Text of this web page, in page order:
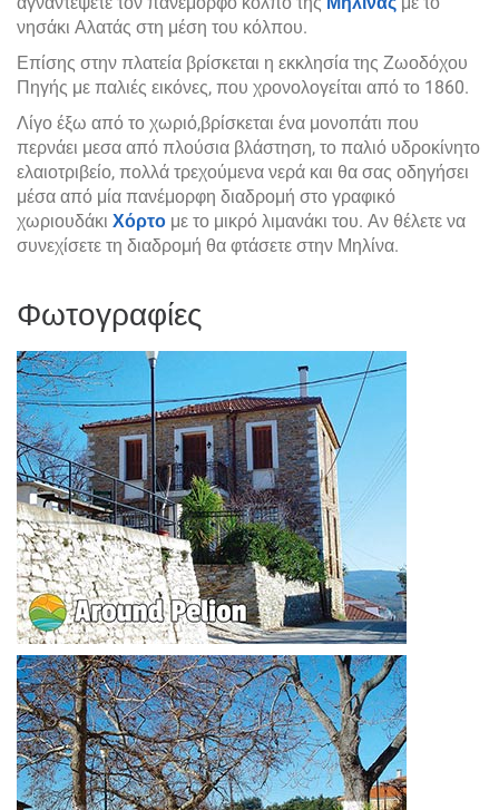
νησάκι Αλατάς στη μέση του κόλπου.
Επίσης στην πλατεία βρίσκεται η εκκλησία της Ζωοδόχου
Πηγής με παλιές εικόνες, που χρονολογείται από το 1860.
Λίγο έξω από το χωριό,βρίσκεται ένα μονοπάτι που
περνάει μεσα από πλούσια βλάστηση, το παλιό υδροκίνητο
ελαιοτριβείο, πολλά τρεχούμενα νερά και θα σας οδηγήσει
μέσα από μία πανέμορφη διαδρομή στο γραφικό
χωριουδάκι Χόρτο με το μικρό λιμανάκι του. Αν θέλετε να
συνεχίσετε τη διαδρομή θα φτάσετε στην Μηλίνα.
Φωτογραφίες